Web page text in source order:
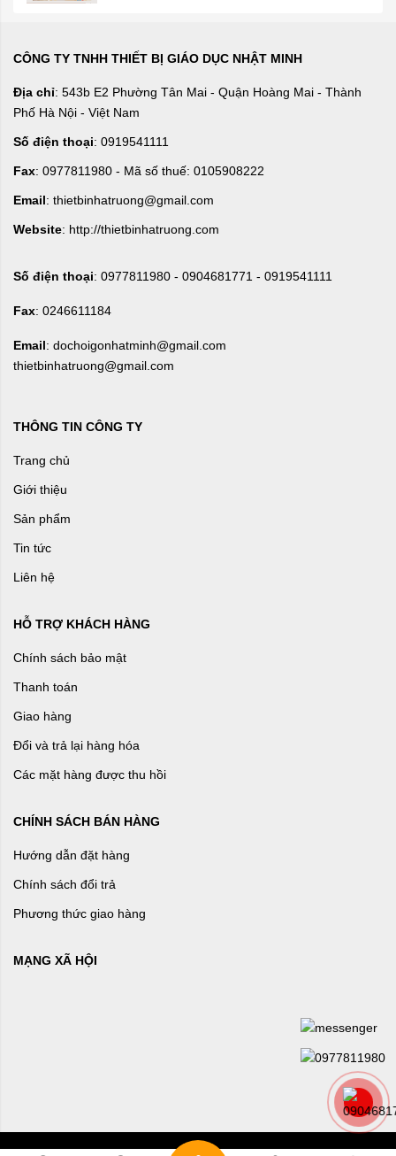
CÔNG TY TNHH THIẾT BỊ GIÁO DỤC NHẬT MINH
Địa chỉ: 543b E2 Phường Tân Mai - Quận Hoàng Mai - Thành
Phố Hà Nội - Việt Nam
Số điện thoại: 0919541111
Fax: 0977811980 - Mã số thuế: 0105908222
Email: thietbinhatruong@gmail.com
Website: http://thietbinhatruong.com
Số điện thoại: 0977811980 - 0904681771 - 0919541111
Fax: 0246611184
Email: dochoigonhatminh@gmail.com
thietbinhatruong@gmail.com
THÔNG TIN CÔNG TY
Trang chủ
Giới thiệu
Sản phẩm
Tin tức
Liên hệ
HỖ TRỢ KHÁCH HÀNG
Chính sách bảo mật
Thanh toán
Giao hàng
Đổi và trả lại hàng hóa
Các mặt hàng được thu hồi
CHÍNH SÁCH BÁN HÀNG
Hướng dẫn đặt hàng
Chính sách đổi trả
Phương thức giao hàng
MẠNG XÃ HỘI